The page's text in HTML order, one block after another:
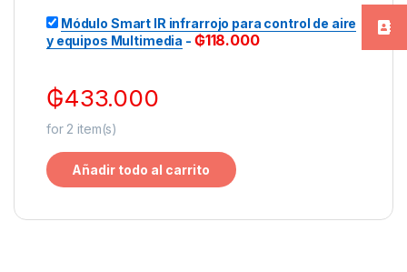
Módulo Smart IR infrarrojo para control de aire
y equipos Multimedia - ₲118.000
₲433.000
for 2 item(s)
Añadir todo al carrito